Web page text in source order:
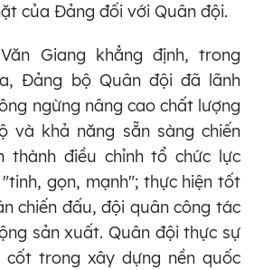
của Đảng đối với Quân đội.
Giang khẳng định, trong
Đảng bộ Quân đội đã lãnh
ngừng nâng cao chất lượng
và khả năng sẵn sàng chiến
thành điều chỉnh tổ chức lực
gọn, mạnh"; thực hiện tốt
chiến đấu, đội quân công tác
sản xuất. Quân đội thực sự
cốt trong xây dựng nền quốc